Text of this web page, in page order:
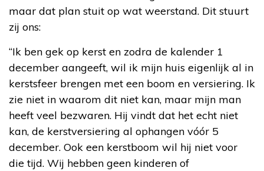
maar dat plan stuit op wat weerstand. Dit stuurt
zij ons:
“Ik ben gek op kerst en zodra de kalender 1
december aangeeft, wil ik mijn huis eigenlijk al in
kerstsfeer brengen met een boom en versiering. Ik
zie niet in waarom dit niet kan, maar mijn man
heeft veel bezwaren. Hij vindt dat het echt niet
kan, de kerstversiering al ophangen vóór 5
december. Ook een kerstboom wil hij niet voor
die tijd. Wij hebben geen kinderen of